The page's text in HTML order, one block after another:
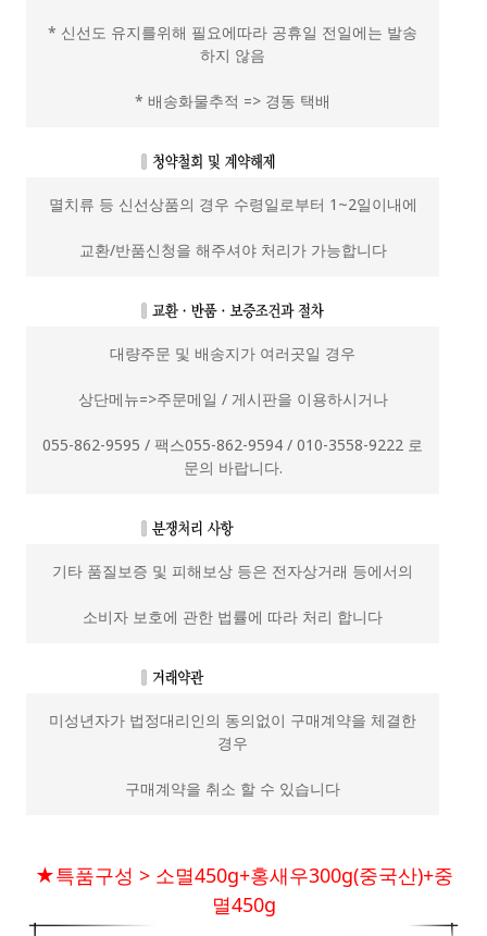
* 신선도 유지를위해 필요에따라 공휴일 전일에는 발송
하지 않음
* 배송화물추적 => 경동 택배
멸치류 등 신선상품의 경우 수령일로부터 1~2일이내에
교환/반품신청을 해주셔야 처리가 가능합니다
대량주문 및 배송지가 여러곳일 경우
상단메뉴=>주문메일 / 게시판을 이용하시거나
055-862-9595 / 팩스055-862-9594 / 010-3558-9222 로
문의 바랍니다.
기타 품질보증 및 피해보상 등은 전자상거래 등에서의
소비자 보호에 관한 법률에 따라 처리 합니다
미성년자가 법정대리인의 동의없이 구매계약을 체결한
경우
구매계약을 취소 할 수 있습니다
★특품구성 > 소멸450g+홍새우300g(중국산)+중
멸450g